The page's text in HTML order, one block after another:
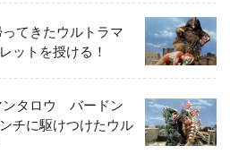
てきたウルトラマ
ットを授ける！
ンタロウ バードン
チに駆けつけたウル